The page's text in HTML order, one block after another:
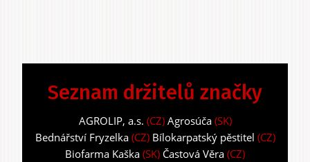
Seznam držitelů značky
AGROLIP, a.s. (CZ) Agrosúča(SK)
Bednářství Fryzelka(CZ) Bílokarpatský pěstitel (CZ)
Biofarma Kaška (SK) Častová Věra (CZ)